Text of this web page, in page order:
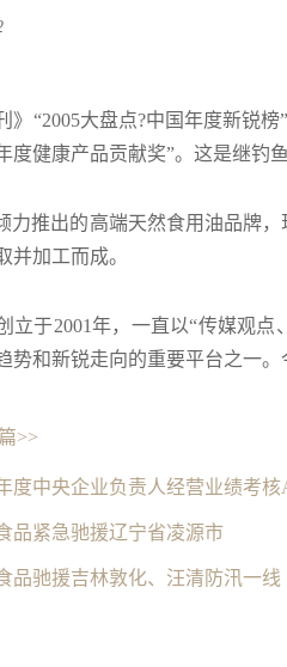
》“2005大盘点?中国年度新锐
度健康产品贡献奖”。这是继钓
力推出的高端天然食用油品牌
并加工而成。
立于2001年，一直以“传媒观
势和新锐走向的重要平台之一。
>>
度中央企业负责人经营业绩考核
品紧急驰援辽宁省凌源市
品驰援吉林敦化、汪清防汛一线